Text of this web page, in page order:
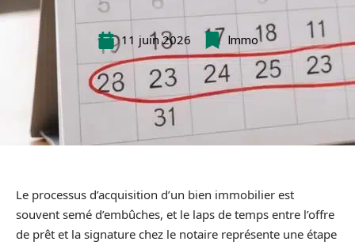
11 juin 2026 Immo
Le processus d’acquisition d’un bien immobilier est
souvent semé d’embûches, et le laps de temps entre l’offre
de prêt et la signature chez le notaire représente une étape